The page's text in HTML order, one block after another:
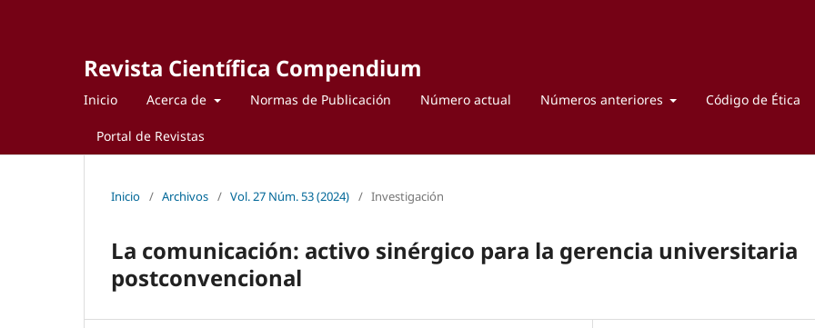
Revista Científica Compendium
Inicio Acerca de Normas de Publicación Número actual Números anteriores Código de Ética
Portal de Revistas
Inicio / Archivos / Vol. 27 Núm. 53 (2024) / Investigación
La comunicación: activo sinérgico para la gerencia universitaria
postconvencional